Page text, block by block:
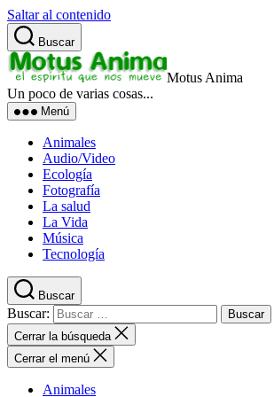
Saltar al contenido
Buscar
Motus Anima
Un poco de varias cosas...
Menú
Animales
Audio/Video
Ecología
Fotografía
La salud
La Vida
Música
Tecnología
Buscar
Buscar:
Cerrar la búsqueda
Cerrar el menú
Animales